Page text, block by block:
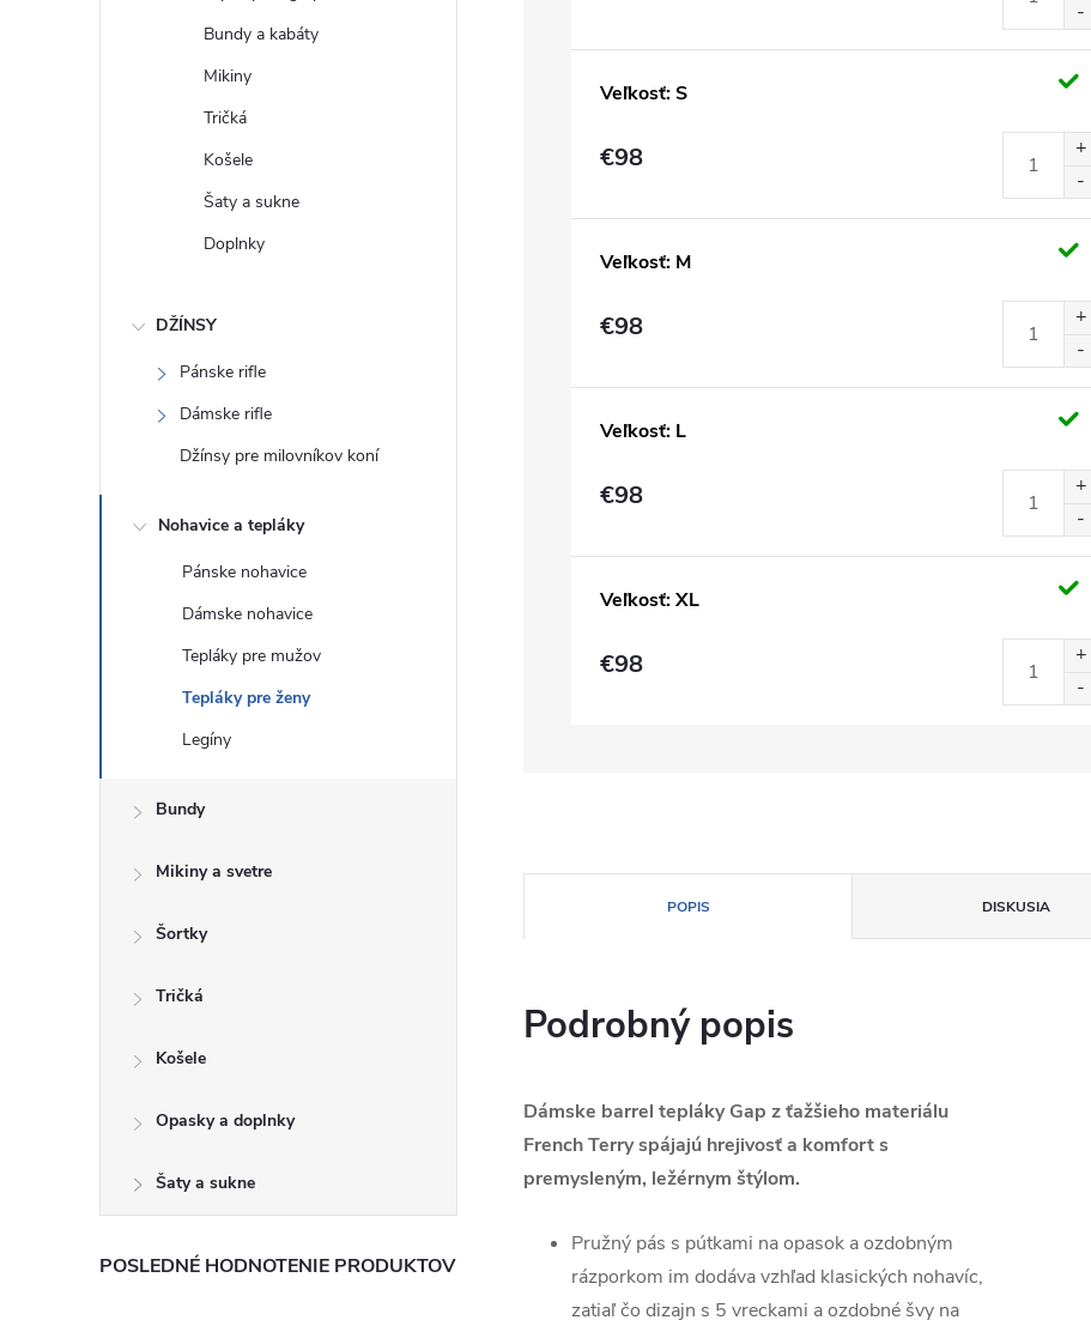
Bundy a kabáty
Mikiny
Tričká
Košele
Šaty a sukne
Doplnky
DŽÍNSY
Pánske rifle
Dámske rifle
Džínsy pre milovníkov koní
Nohavice a tepláky
Pánske nohavice
Dámske nohavice
Tepláky pre mužov
Tepláky pre ženy
Legíny
Bundy
Mikiny a svetre
Šortky
Tričká
Košele
Opasky a doplnky
Šaty a sukne
POSLEDNÉ HODNOTENIE PRODUKTOV
Veľkosť: S
€98
Veľkosť: M
€98
Veľkosť: L
€98
Veľkosť: XL
€98
POPIS DISKUSIA
Podrobný popis
Dámske barrel tepláky Gap z ťažšieho materiálu
French Terry spájajú hrejivosť a komfort s
premysleným, ležérnym štýlom.
Pružný pás s pútkami na opasok a ozdobným
rázporkom im dodáva vzhľad klasických nohavíc,
zatiaľ čo dizajn s 5 vreckami a ozdobné švy na